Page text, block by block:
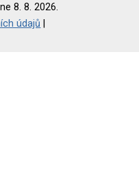
8. 8. 2026.
údajů